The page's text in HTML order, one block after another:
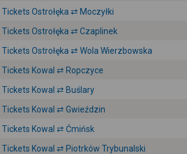
Tickets Ostrołęka ⇄ Moczyłki
Tickets Ostrołęka ⇄ Czaplinek
Tickets Ostrołęka ⇄ Wola Wierzbowska
Tickets Kowal ⇄ Ropczyce
Tickets Kowal ⇄ Buślary
Tickets Kowal ⇄ Gwieździn
Tickets Kowal ⇄ Ćmińsk
Tickets Kowal ⇄ Piotrków Trybunalski